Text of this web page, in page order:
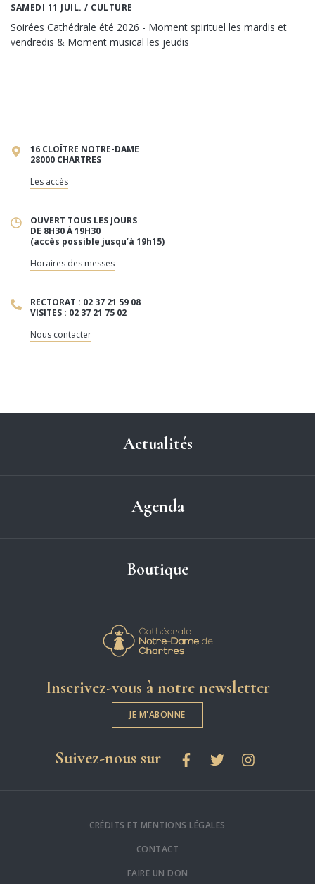
SAMEDI 11 JUIL. / CULTURE
Soirées Cathédrale été 2026 - Moment spirituel les mardis et
vendredis & Moment musical les jeudis
16 CLOÎTRE NOTRE-DAME
28000 CHARTRES
Les accès
OUVERT TOUS LES JOURS
DE 8H30 À 19H30
(accès possible jusqu’à 19h15)
Horaires des messes
RECTORAT : 02 37 21 59 08
VISITES : 02 37 21 75 02
Nous contacter
Actualités
Agenda
Boutique
Inscrivez-vous à notre newsletter
JE M'ABONNE
Suivez-nous surles réseaux sociaux
FacebookTwitterInstagram
CRÉDITS ET MENTIONS LÉGALES
CONTACT
FAIRE UN DON